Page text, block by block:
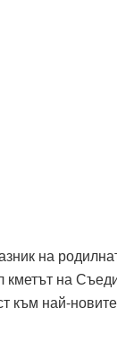
на
кметът на
към най-